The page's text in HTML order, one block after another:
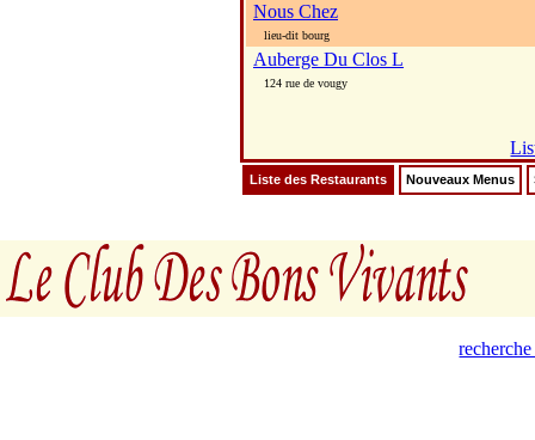
Nous Chez
lieu-dit bourg
Auberge Du Clos L
124 rue de vougy
Liste des Restaurants Nouveaux Menus